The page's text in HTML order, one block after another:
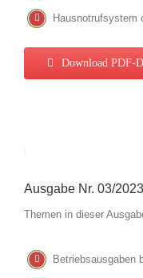
Hausnotrufsystem
Download PDF-
Ausgabe Nr. 03/
Themen in dieser
Betriebsausgaben